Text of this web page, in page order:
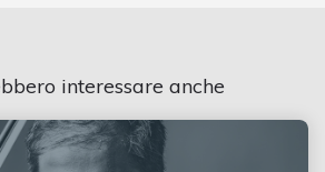
interessare anche